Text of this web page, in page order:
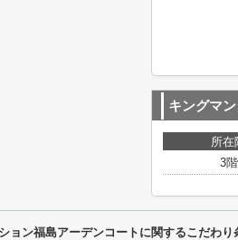
キングマ
所在
3階
ョン福島アーデンコートに関するこだわり